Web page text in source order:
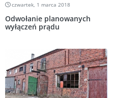
czwartek, 1 marca 2018
Odwołanie planowanych
wyłączeń prądu